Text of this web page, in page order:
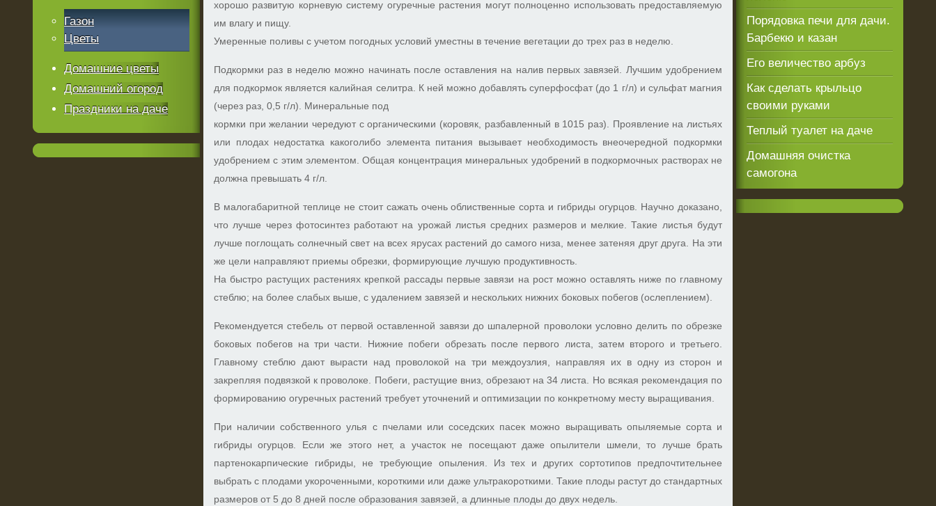
хорошо развитую корневую систему огуречные растения могут полноценно использовать предоставляемую
им влагу и пищу.
Умеренные поливы с учетом погодных условий уместны в течение вегетации до трех раз в неделю.
Подкормки раз в неделю можно начинать после оставления на налив первых завязей. Лучшим удобрением
для подкормок является калийная селитра. К ней можно добавлять суперфосфат (до 1 г/л) и сульфат магния
(через раз, 0,5 г/л). Минеральные под
кормки при желании чередуют с органическими (коровяк, разбавленный в 1015 раз). Проявление на листьях
или плодах недостатка какоголибо элемента питания вызывает необходимость внеочередной подкормки
удобрением с этим элементом. Общая концентрация минеральных удобрений в подкормочных растворах не
должна превышать 4 г/л.
В малогабаритной теплице не стоит сажать очень облиственные сорта и гибриды огурцов. Научно доказано,
что лучше через фотосинтез работают на урожай листья средних размеров и мелкие. Такие листья будут
лучше поглощать солнечный свет на всех ярусах растений до самого низа, менее затеняя друг друга. На эти
же цели направляют приемы обрезки, формирующие лучшую продуктивность.
На быстро растущих растениях крепкой рассады первые завязи на рост можно оставлять ниже по главному
стеблю; на более слабых выше, с удалением завязей и нескольких нижних боковых побегов (ослеплением).
Рекомендуется стебель от первой оставленной завязи до шпалерной проволоки условно делить по обрезке
боковых побегов на три части. Нижние побеги обрезать после первого листа, затем второго и третьего.
Главному стеблю дают вырасти над проволокой на три междоузлия, направляя их в одну из сторон и
закрепляя подвязкой к проволоке. Побеги, растущие вниз, обрезают на 34 листа. Но всякая рекомендация по
формированию огуречных растений требует уточнений и оптимизации по конкретному месту выращивания.
При наличии собственного улья с пчелами или соседских пасек можно выращивать опыляемые сорта и
гибриды огурцов. Если же этого нет, а участок не посещают даже опылители шмели, то лучше брать
партенокарпические гибриды, не требующие опыления. Из тех и других сортотипов предпочтительнее
выбрать с плодами укороченными, короткими или даже ультракороткими. Такие плоды растут до стандартных
размеров от 5 до 8 дней после образования завязей, а длинные плоды до двух недель.
Газон
Цветы
Домашние цветы
Домашний огород
Праздники на даче
Порядовка печи для дачи.
Барбекю и казан
Его величество арбуз
Как сделать крыльцо
своими руками
Теплый туалет на даче
Домашняя очистка
самогона